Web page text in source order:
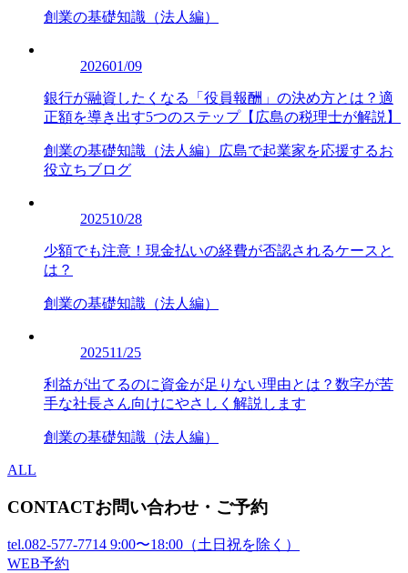
創業の基礎知識（法人編）
202601/09
銀行が融資したくなる「役員報酬」の決め方とは？適
正額を導き出す5つのステップ【広島の税理士が解説】
創業の基礎知識（法人編）
広島で起業家を応援するお
役立ちブログ
202510/28
少額でも注意！現金払いの経費が否認されるケースと
は？
創業の基礎知識（法人編）
202511/25
利益が出てるのに資金が足りない理由とは？数字が苦
手な社長さん向けにやさしく解説します
創業の基礎知識（法人編）
ALL
CONTACTお問い合わせ・ご予約
tel.082-577-7714 9:00〜18:00（土日祝を除く）
WEB予約